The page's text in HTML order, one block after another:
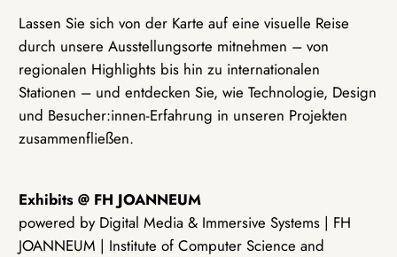
Lassen Sie sich von der Karte auf eine visuelle Reise
durch unsere Ausstellungsorte mitnehmen – von
regionalen Highlights bis hin zu internationalen
Stationen – und entdecken Sie, wie Technologie, Design
und Besucher:innen-Erfahrung in unseren Projekten
zusammenfließen.
Exhibits @ FH JOANNEUM
powered by Digital Media & Immersive Systems | FH
JOANNEUM | Institute of Computer Science and